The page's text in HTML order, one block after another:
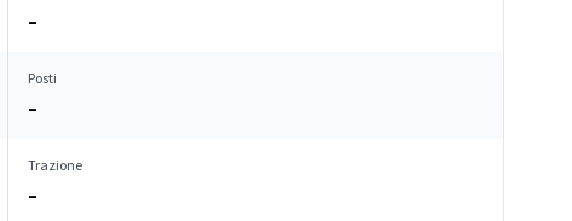
–
Posti
–
Trazione
–